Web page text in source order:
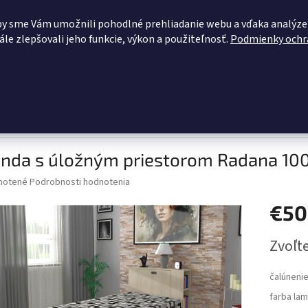
sme Vám umožnili pohodlné prehliadanie webu a vďaka analýze
zlepšovali jeho funkcie, výkon a použiteľnosť. Podmienky
s úložným priestorom Radana
Podrobnosti hodnotenia
cena:
farba